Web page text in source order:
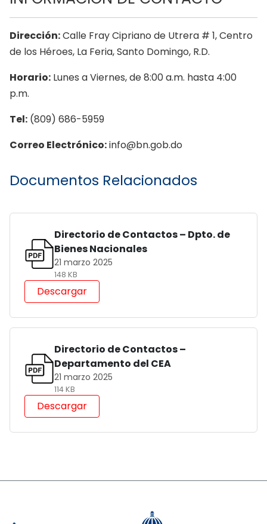
Dirección:Calle Fray Cipriano de Utrera # 1, Centro
de los Héroes, La Feria, Santo Domingo, R.D.
Horario: Lunes a Viernes, de 8:00 a.m. hasta 4:00
p.m.
Tel: (809) 686-5959
Correo Electrónico:info@bn.gob.do
Documentos Relacionados
Directorio de Contactos – Dpto. de
Bienes Nacionales
21 marzo 2025
148 KB
Descargar
Directorio de Contactos –
Departamento del CEA
21 marzo 2025
114 KB
Descargar